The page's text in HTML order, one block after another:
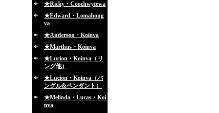
★Ricky・Coochwytewa
★Edward・Lomahong
va
★Anderson・Koinva
★Marthus・Koinva
★Lucion・Koinva（リ
ング他）
★Lucion・Koinva（バ
ングル&ペンダント）
★Melinda・Lucas・Koi
nva